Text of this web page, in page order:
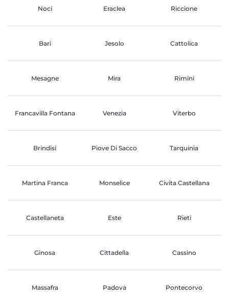
Noci Eraclea Riccione
Bari Jesolo Cattolica
Mesagne Mira Rimini
Francavilla Fontana Venezia Viterbo
Brindisi Piove Di Sacco Tarquinia
Martina Franca Monselice Civita Castellana
Castellaneta Este Rieti
Ginosa Cittadella Cassino
Massafra Padova Pontecorvo